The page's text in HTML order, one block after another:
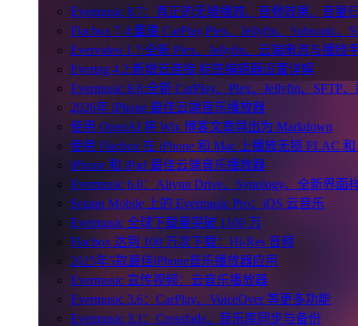
Evermusic 8.7：真正的无缝播放、音频效果、音量
Flacbox 7.4:重建 CarPlay,Plex、Jellyfin、Subsonic、
Evervideo 1.7:全新 Plex、Jellyfin、云端串流与播放
Evertag 4.2:新增云连接,标签编辑器设置详解
Evermusic 8.6:全新 CarPlay、Plex、Jellyfin、SFTP
2026年 iPhone 最佳云端音乐播放器
使用 OpenAI 将 Wix 博客文章导出为 Markdown
使用 Flacbox 在 iPhone 和 Mac 上播放无损 FLAC
iPhone 和 iPad 最佳云端音乐播放器
Evermusic 6.8：Aliyun Drive、Synology、全新界面
Setapp Mobile 上的 Evermusic Pro：iOS 云音乐
Evermusic 全球下载量突破 1100 万
Flacbox 达到 100 万次下载：Hi-Res 音频
2025年5款最佳iPhone音乐播放器应用
Evermusic 宣传视频：云音乐播放器
Evermusic 3.6：CarPlay、VoiceOver 等更多功能
Evermusic 3.1：Crossfade、音乐库同步与备份